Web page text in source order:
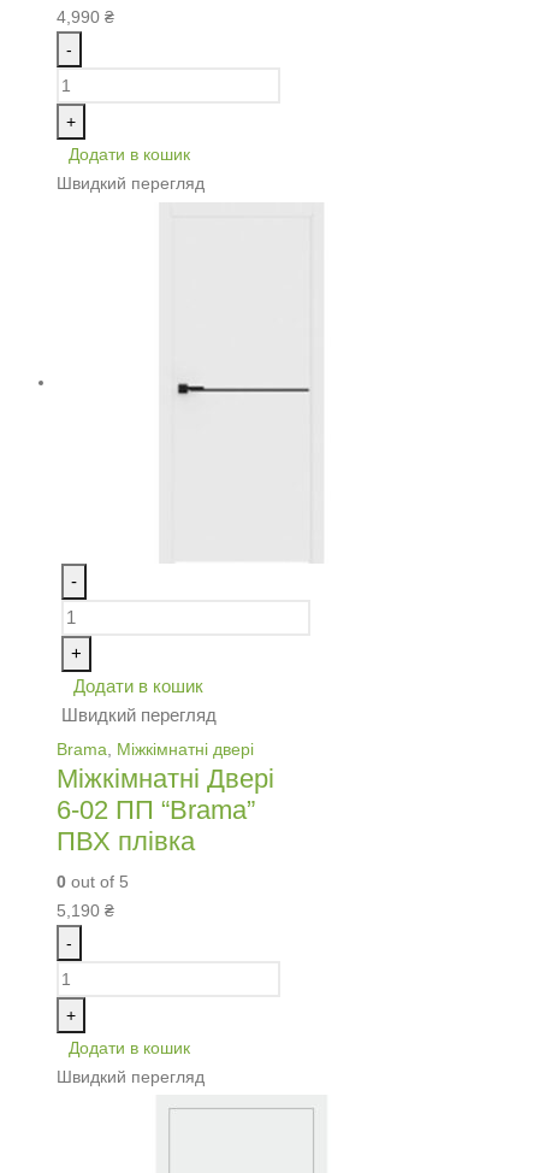
4,990 ₴
-
+
Додати в кошик
Швидкий перегляд
-
+
Додати в кошик
Швидкий перегляд
Brama Міжкімнатні двері
Міжкімнатні Двері
6-02 ПП “Brama”
ПВХ плівка
0 out of 5
5,190 ₴
-
+
Додати в кошик
Швидкий перегляд